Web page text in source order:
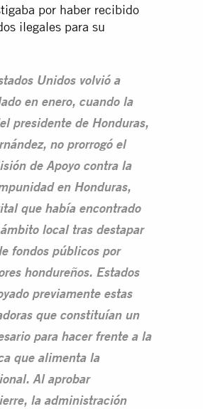
por haber recibido
ilegales para su
Unidos volvió a
en enero, cuando la
presidente de Honduras,
no prorrogó el
de Apoyo contra la
en Honduras,
que había encontrado
local tras destapar
fondos públicos por
hondureños. Estados
previamente estas
que constituían un
para hacer frente a la
que alimenta la
Al aprobar
la administración